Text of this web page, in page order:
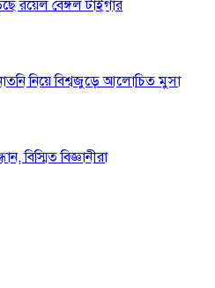
রয়েল বেঙ্গল টাইগার
নিয়ে বিশ্বজুড়ে আলোচিত মুসা
বিস্মিত বিজ্ঞানীরা